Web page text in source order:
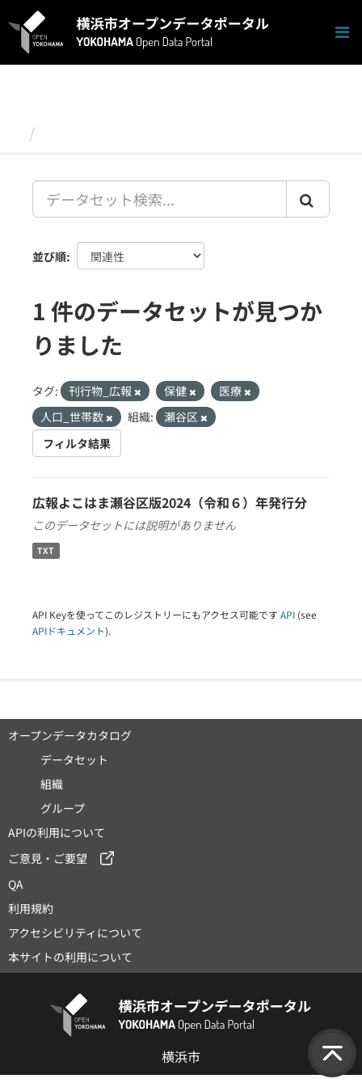
キ
並び順
1 件のデータセットが見つか
りました
タグ: 刊行物_広報 保健
医療
人口_世帯数
組織:
瀬谷区
フィルタ結果
広報よこはま瀬谷区版2024（令和６）年発行分
このデータセットには説明がありません
TXT
API Keyを使ってこのレジストリーにもアクセス可能です API (see
APIドキュメント).
オープンデータカタログ
データセット
組織
グループ
APIの利用について
ご意見・ご要望
QA
利用規約
アクセシビリティについて
本サイトの利用について
横浜市